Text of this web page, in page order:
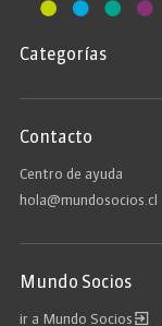
Categorías
Contacto
Centro de ayuda
hola@mundosocios.cl
Mundo Socios
ir a Mundo Socios